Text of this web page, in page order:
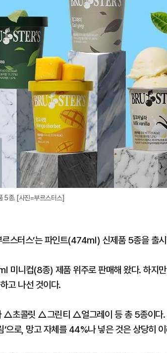
5종. [사진=부르스터스]
르스터스’는 파인트(474㎖) 신제품 5종을 출
미니컵(8종) 제품 위주로 판매해 왔다. 하지
고 나선 것이다.
초콜릿 △그린티 △얼그레이 등 총 5종이다.
’으로, 망고 자체를 44%나 넣은 것은 상당히